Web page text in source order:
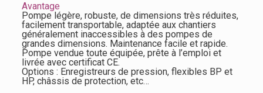
Avantage
Pompe légère, robuste, de dimensions très réduites,
facilement transportable, adaptée aux chantiers
généralement inaccessibles à des pompes de
grandes dimensions. Maintenance facile et rapide.
Pompe vendue toute équipée, prête à l’emploi et
livrée avec certificat CE.
Options : Enregistreurs de pression, flexibles BP et
HP, châssis de protection, etc…